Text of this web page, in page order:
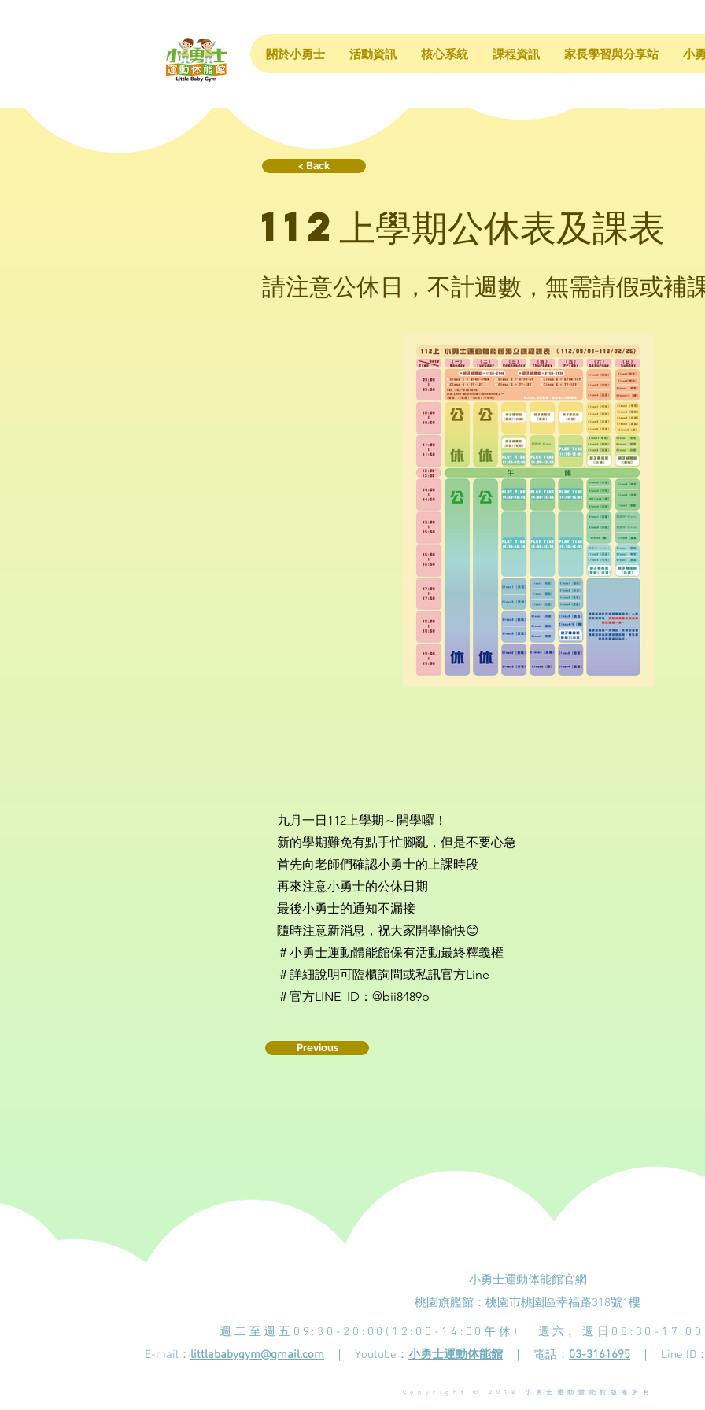
關於小勇士 活動資訊 核心系統 課程資訊 家長學習與分享站 小
< Back
112上學期公休表及課表
請注意公休日，不計週數，無需請假或補
九月一日112上學期～開學囉！
新的學期難免有點手忙腳亂，但是不要心急
首先向老師們確認小勇士的上課時段
再來注意小勇士的公休日期
最後小勇士的通知不漏接
隨時注意新消息，祝大家開學愉快😊
＃小勇士運動體能館保有活動最終釋義權
＃詳細說明可臨櫃詢問或私訊官方Line
＃官方LINE_ID：@bii8489b
Previous
小勇士運動体能館官網
桃園旗艦館：桃園市桃園區幸福路318號1樓
週二至週五09:30-20:00(12:00-14:00午休) 週六、週日08:30-
E-mail： littlebabygym@gmail.com ｜ Youtube： 小勇士運動体能館 電話： 03-3161695 Line ID
Copyright © 2018 小勇士運動體能館版權所有